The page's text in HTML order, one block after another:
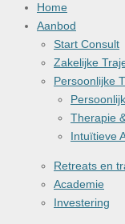
Home
Aanbod
Start Consult
Zakelijke
Persoonlijke
Therapie
Intuïtieve
Retreats en
Academie
Investering